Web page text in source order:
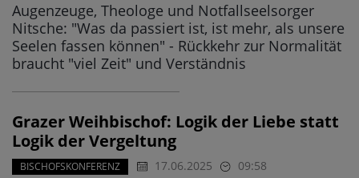
Augenzeuge, Theologe und Notfallseelsorger
Nitsche: "Was da passiert ist, ist mehr, als unsere
Seelen fassen können" - Rückkehr zur Normalität
braucht "viel Zeit" und Verständnis
Grazer Weihbischof: Logik der Liebe statt
Logik der Vergeltung
BISCHOFSKONFERENZ 17.06.2025 09:58